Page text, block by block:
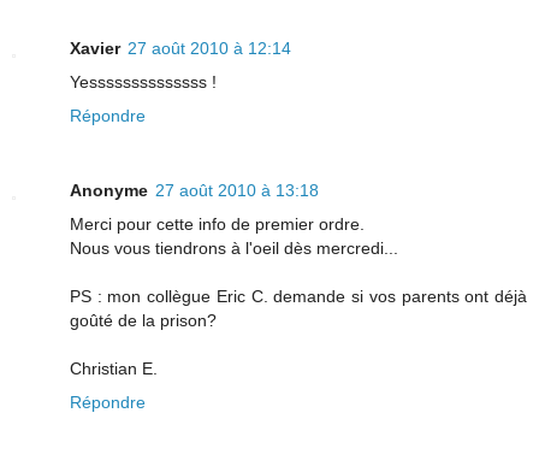
Xavier 27 août 2010 à 12:14
Yessssssssssssss !
Répondre
Anonyme 27 août 2010 à 13:18
Merci pour cette info de premier ordre.
Nous vous tiendrons à l'oeil dès mercredi...
PS : mon collègue Eric C. demande si vos parents ont déjà
goûté de la prison?
Christian E.
Répondre